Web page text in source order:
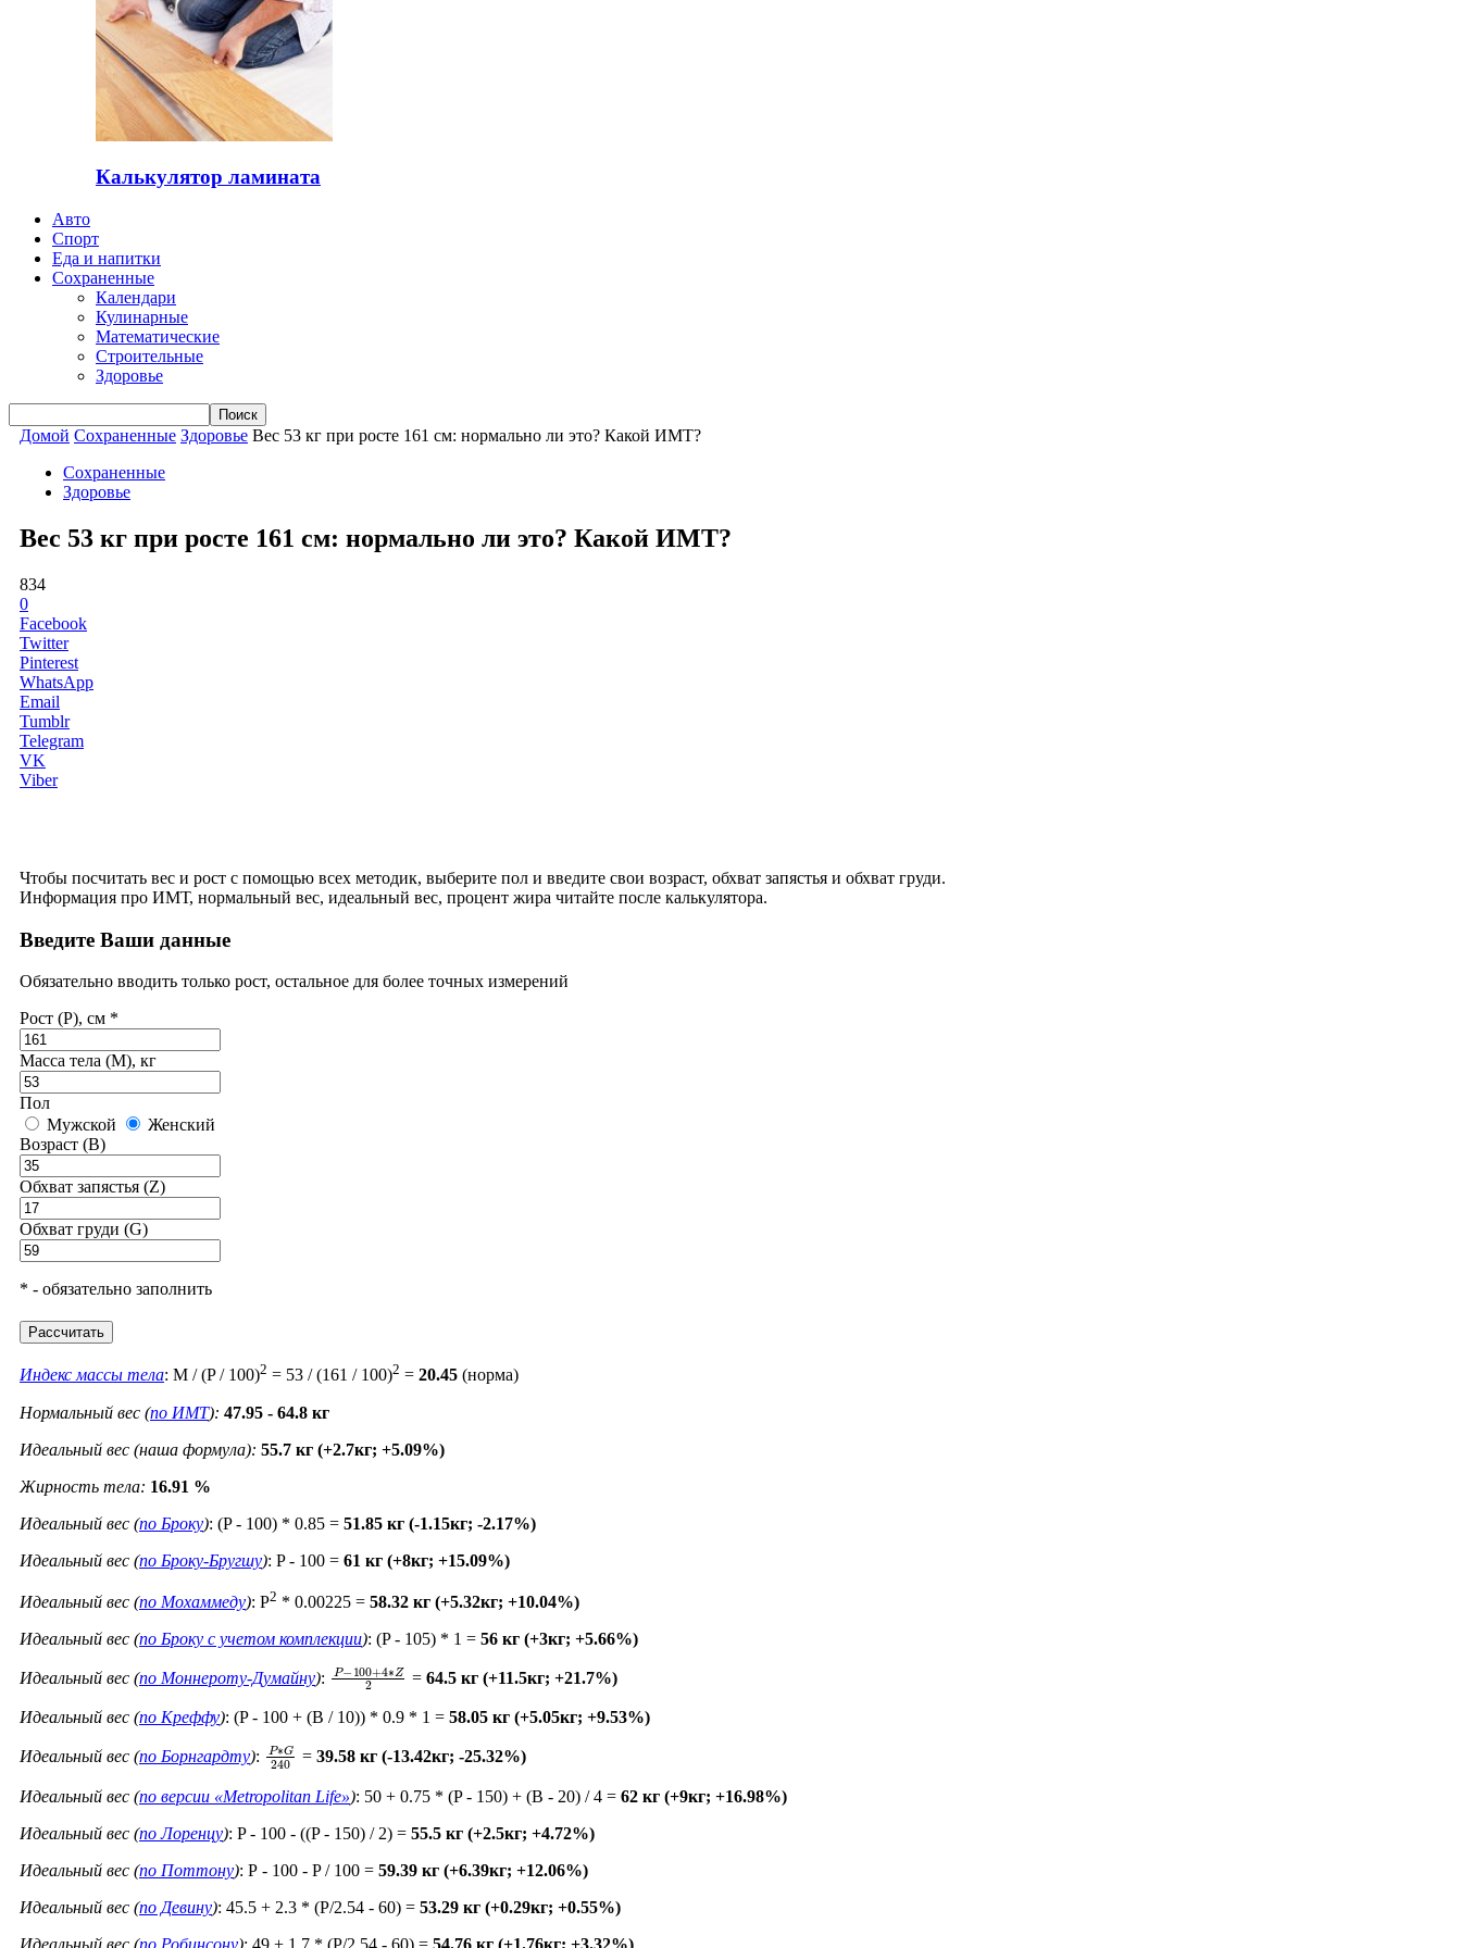
Калькулятор ламината
Авто
Спорт
Еда и напитки
Сохраненные
Календари
Кулинарные
Математические
Строительные
Здоровье
Домой Сохраненные Здоровье Вес 53 кг при росте 161 см: нормально ли это? Какой ИМТ?
Сохраненные
Здоровье
Вес 53 кг при росте 161 см: нормально ли это? Какой ИМТ?
834
0
Facebook
Twitter
Pinterest
WhatsApp
Email
Tumblr
Telegram
VK
Viber
Чтобы посчитать вес и рост с помощью всех методик, выберите пол и введите свои возраст, обхват запястья и обхват груди.
Информация про ИМТ, нормальный вес, идеальный вес, процент жира читайте после калькулятора.
Введите Ваши данные
Обязательно вводить только рост, остальное для более точных измерений
Рост (P), см *
Масса тела (M), кг
Пол
Мужской
Женский
Возраст (B)
Обхват запястья (Z)
Обхват груди (G)
* - обязательно заполнить
Рассчитать
Индекс массы тела: M / (P / 100)2 = 53 / (161 / 100)2 = 20.45 (норма)
Нормальный вес (по ИМТ): 47.95 - 64.8 кг
Идеальный вес (наша формула): 55.7 кг (+2.7кг; +5.09%)
Жирность тела: 16.91 %
Идеальный вес (по Броку): (P - 100) * 0.85 = 51.85 кг (-1.15кг; -2.17%)
Идеальный вес (по Броку-Бругшу): P - 100 = 61 кг (+8кг; +15.09%)
Идеальный вес (по Мохаммеду): P2 * 0.00225 = 58.32 кг (+5.32кг; +10.04%)
Идеальный вес (по Броку c учетом комплекции): (P - 105) * 1 = 56 кг (+3кг; +5.66%)
Идеальный вес (по Моннероту-Думайну): P− 100 +4∗ 2
=64.5 кг (+11.5кг; +21.7%)
Идеальный вес (по Креффу): (P - 100 + (B / 10)) * 0.9 * 1 = 58.05 кг (+5.05кг; +9.53%)
Идеальный вес (по Борнгардту): P∗G 240
=39.58 кг (-13.42кг; -25.32%)
Идеальный вес (по версии «Metropolitan Life»): 50 + 0.75 * (P - 150) + (B - 20) / 4 = 62 кг (+9кг; +16.98%)
Идеальный вес (по Лоренцу): P - 100 - ((P - 150) / 2) = 55.5 кг (+2.5кг; +4.72%)
Идеальный вес (по Поттону): Р - 100 - P / 100 = 59.39 кг (+6.39кг; +12.06%)
Идеальный вес (по Девину): 45.5 + 2.3 * (P/2.54 - 60) = 53.29 кг (+0.29кг; +0.55%)